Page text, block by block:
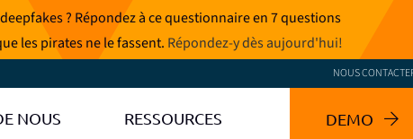
? Répondez à ce questionnaire en 7 questions
les pirates ne le fassent. Répondez-y dès aujourd'hui!
NOUS
NOUS RESSOURCES DEMO